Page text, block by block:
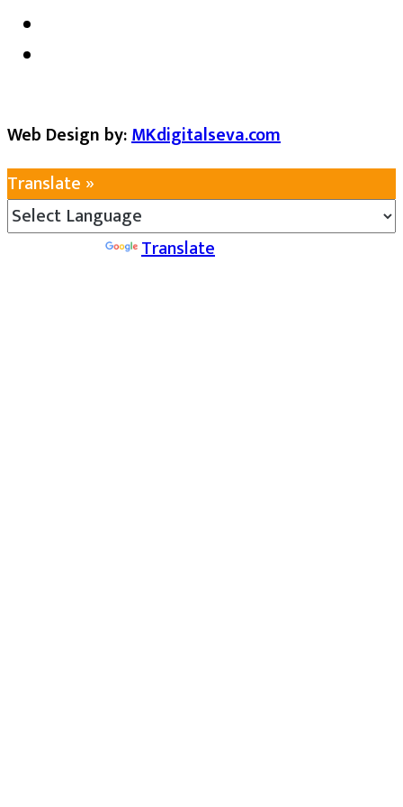
Web Design by:MKdigitalseva.com
Translate »
Translate